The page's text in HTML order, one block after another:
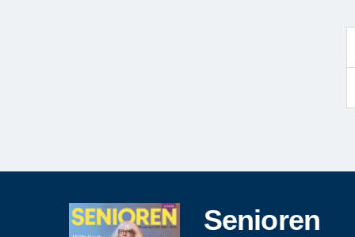
Senioren